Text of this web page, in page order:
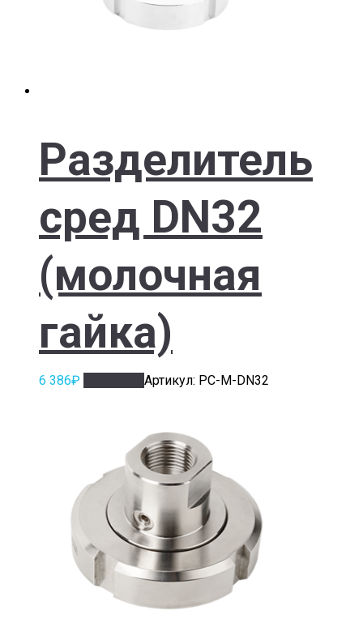
Разделитель
сред DN32
(молочная
гайка)
6 386₽ Артикул: РС-М-DN32